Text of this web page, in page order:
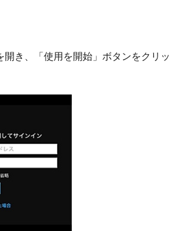
き、「使用を開始」ボタンをクリッ